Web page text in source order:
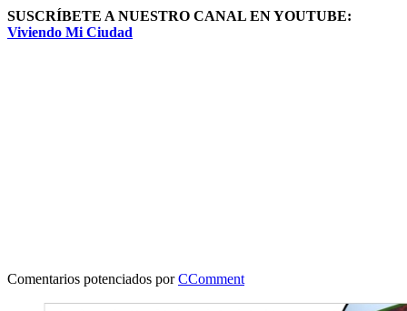
SUSCRÍBETE A NUESTRO CANAL EN YOUTUBE:
Viviendo Mi Ciudad
Comentarios potenciados porCComment